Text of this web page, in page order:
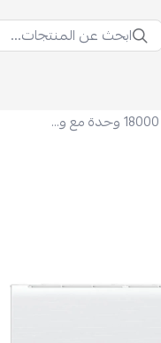
ابحث عن المنتجات...
مكيف AUX هايبر كول سبليت 18000 وحدة مع واي فاي - إنفرتر - بارد - ATW18A2DI-CSA